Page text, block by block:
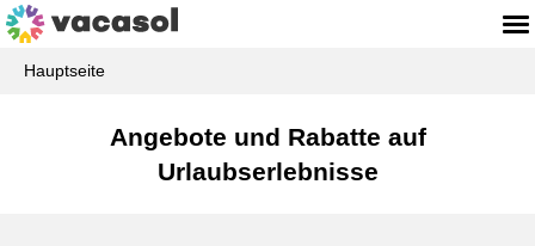
Hauptseite
Angebote und Rabatte auf
Urlaubserlebnisse